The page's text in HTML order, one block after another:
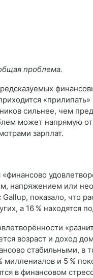
проблема.
сильнее, чем
может напрямую
зарплат.
напряжением или
показало, что
а 16 % находятся
возраст и доход
стабильными, в
и 5 %
в финансовом